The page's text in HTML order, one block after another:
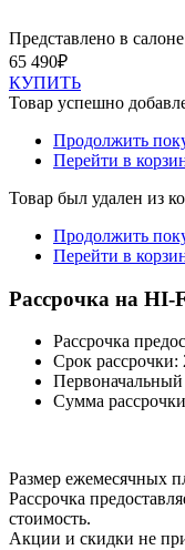
Представлено в салоне
65 490₽
КУПИТЬ
Товар успешно
Продолжить
Перейти в
Товар был удален из
Продолжить
Перейти в
Рассрочка на HI-
Рассрочка
Срок рассрочки:
Первоначальный
Сумма
Размер ежемесячных
Рассрочка
стоимость.
Акции и скидки не